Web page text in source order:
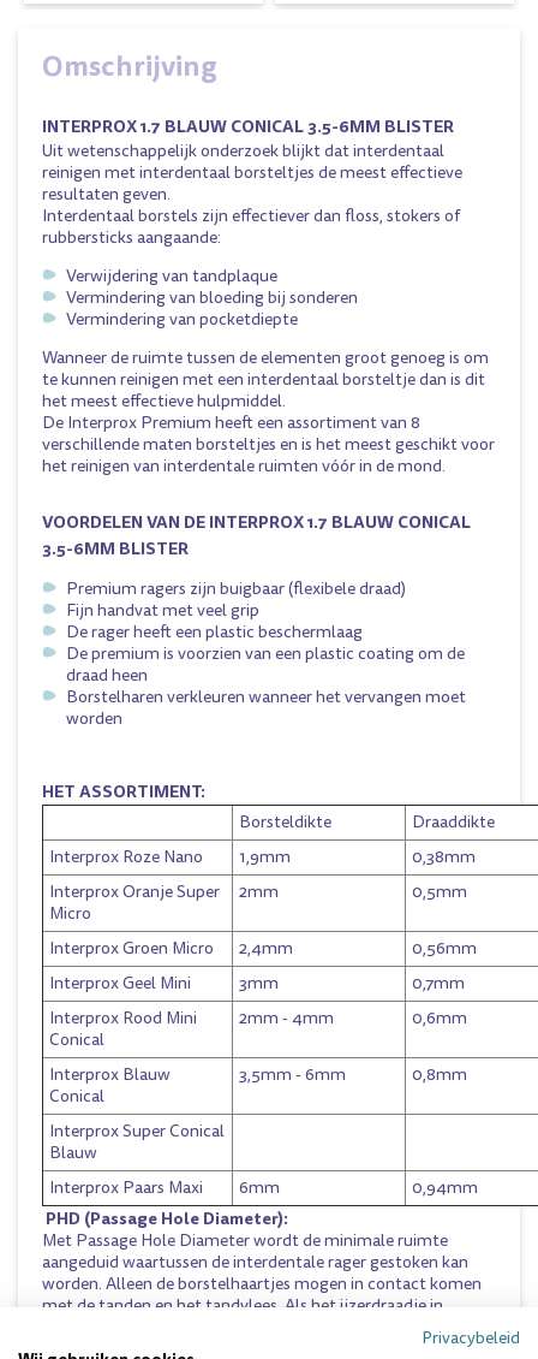
Omschrijving
INTERPROX 1.7 BLAUW CONICAL 3.5-6MM BLISTER
Uit wetenschappelijk onderzoek blijkt dat interdentaal
reinigen met interdentaal borsteltjes de meest effectieve
resultaten geven.
Interdentaal borstels zijn effectiever dan floss, stokers of
rubbersticks aangaande:
Verwijdering van tandplaque
Vermindering van bloeding bij sonderen
Vermindering van pocketdiepte
Wanneer de ruimte tussen de elementen groot genoeg is om
te kunnen reinigen met een interdentaal borsteltje dan is dit
het meest effectieve hulpmiddel.
De Interprox Premium heeft een assortiment van 8
verschillende maten borsteltjes en is het meest geschikt voor
het reinigen van interdentale ruimten vóór in de mond.
VOORDELEN VAN DE INTERPROX 1.7 BLAUW CONICAL
3.5-6MM BLISTER
Premium ragers zijn buigbaar (flexibele draad)
Fijn handvat met veel grip
De rager heeft een plastic beschermlaag
De premium is voorzien van een plastic coating om de
draad heen
Borstelharen verkleuren wanneer het vervangen moet
worden
HET ASSORTIMENT:
Borsteldikte
Draaddikte
Interprox Roze Nano
1,9mm
0,38mm
Interprox Oranje Super
Micro
2mm 0,5mm
Interprox Groen Micro 2,4mm
0,56mm
Interprox Geel Mini
3mm
0,7mm
Interprox Rood Mini
Conical
2mm - 4mm 0,6mm
Interprox Blauw
Conical
3,5mm - 6mm 0,8mm
Interprox Super Conical
Blauw
Interprox Paars Maxi
6mm 0,94mm
PHD (Passage Hole Diameter):
Met Passage Hole Diameter wordt de minimale ruimte
aangeduid waartussen de interdentale rager gestoken kan
worden. Alleen de borstelhaartjes mogen in contact komen
met de tanden en het tandvlees. Als het ijzerdraadje in
aanraking komt met het tandvlees of als het ijzerdraadje snel
verbuigt, dan wordt het aangeraden om een interdentalePrivacybeleid